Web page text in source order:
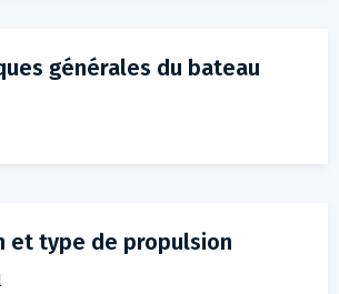
générales du bateau
et type de propulsion